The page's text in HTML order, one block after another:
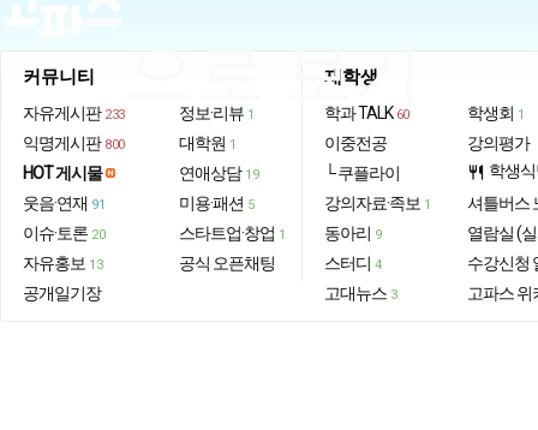
으로 보기
커뮤니티
자유게시판 233
익명게시판 800
HOT 게시물
웃음·연재 91
이슈·토론 20
자유홍보 13
공개일기장
정보·리뷰 1
대학원 1
연애상담 19
미용·패션 5
스타트업·창업 1
공식 오픈채팅
재학생
학과 TALK 60
이중전공
└ 쿠플라이
강의자료·족보 1
동아리 9
스터디 4
고대뉴스 3
학생회 1
강의평가
restaurant 학생
셔틀버스
열람실 (
수강신청
고파스 위